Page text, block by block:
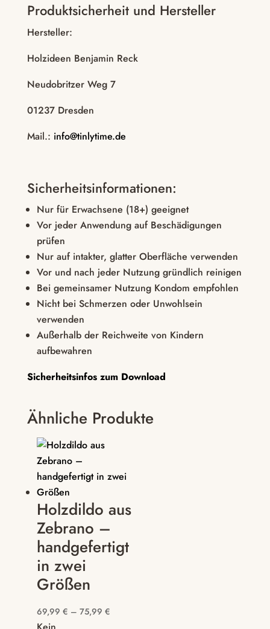
Produktsicherheit und Hersteller
Hersteller:
Holzideen Benjamin Reck
Neudobritzer Weg 7
01237 Dresden
Mail.: info@tinlytime.de
Sicherheitsinformationen:
Nur für Erwachsene (18+) geeignet
Vor jeder Anwendung auf Beschädigungen
prüfen
Nur auf intakter, glatter Oberfläche verwenden
Vor und nach jeder Nutzung gründlich reinigen
Bei gemeinsamer Nutzung Kondom empfohlen
Nicht bei Schmerzen oder Unwohlsein
verwenden
Außerhalb der Reichweite von Kindern
aufbewahren
Sicherheitsinfos zum Download
Ähnliche Produkte
Holzdildo aus
Zebrano –
handgefertigt
in zwei
Größen
69,99 € – 75,99 €